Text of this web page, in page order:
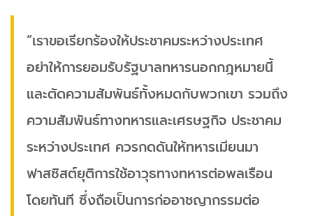
“เราขอเรียกร้องให้ประชาคมระหว่างประเทศ
อย่าให้การยอมรับรัฐบาลทหารนอกกฎหมายนี้
และตัดความสัมพันธ์ทั้งหมดกับพวกเขา รวมถึง
ความสัมพันธ์ทางทหารและเศรษฐกิจ ประชาคม
ระหว่างประเทศ ควรกดดันให้ทหารเมียนมา
ฟาสซิสต์ยุติการใช้อาวุธทางทหารต่อพลเรือน
โดยทันที ซึ่งถือเป็นการก่ออาชญากรรมต่อ